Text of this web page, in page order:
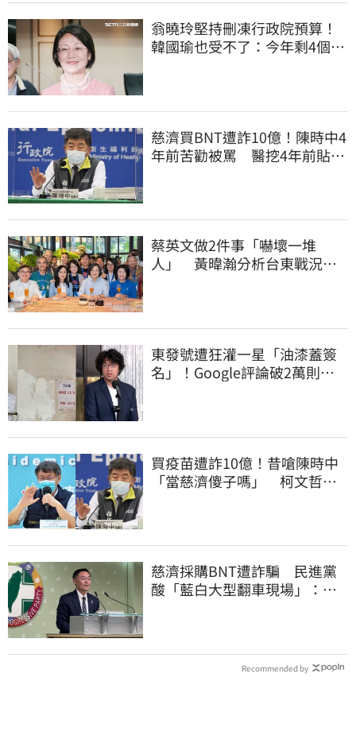
翁曉玲堅持刪凍行政院預算！
韓國瑜也受不了：今年剩4個月
慈濟買BNT遭詐10億！陳時中4
年前苦勸被罵 醫挖4年前貼
蔡英文做2件事「嚇壞一堆
人」 黃暐瀚分析台東戰況：
東發號遭狂灌一星「油漆蓋簽
名」！Google評論破2萬則
買疫苗遭詐10億！昔嗆陳時中
「當慈濟傻子嗎」 柯文哲遭
慈濟採購BNT遭詐騙 民進黨
酸「藍白大型翻車現場」：應
Recommended by